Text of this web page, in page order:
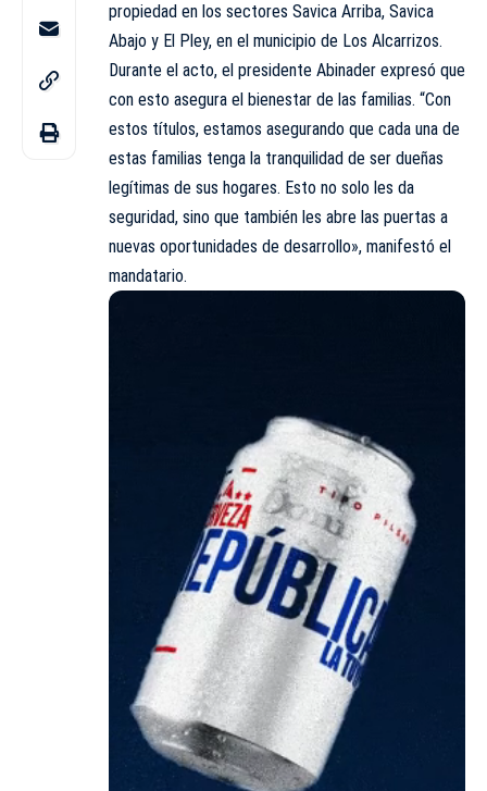
propiedad en los sectores Savica Arriba, Savica
Abajo y El Pley, en el municipio de Los Alcarrizos.
Durante el acto, el presidente Abinader expresó que
con esto asegura el bienestar de las familias. “Con
estos títulos, estamos asegurando que cada una de
estas familias tenga la tranquilidad de ser dueñas
legítimas de sus hogares. Esto no solo les da
seguridad, sino que también les abre las puertas a
nuevas oportunidades de desarrollo», manifestó el
mandatario.